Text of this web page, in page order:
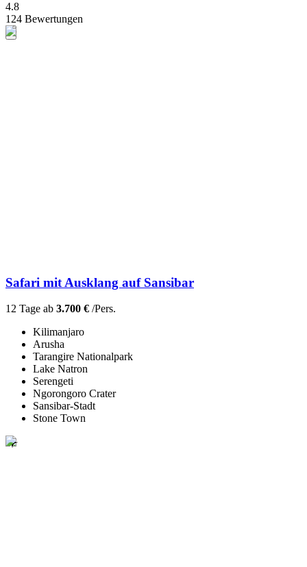
4.8
124 Bewertungen
Safari mit Ausklang auf Sansibar
12 Tage ab 3.700 € /Pers.
Kilimanjaro
Arusha
Tarangire Nationalpark
Lake Natron
Serengeti
Ngorongoro Crater
Sansibar-Stadt
Stone Town